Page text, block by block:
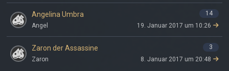
Angelina Umbra
14
Angel
19. Januar 2017 um 10:26
Zaron der Assassine
3
Zaron
8. Januar 2017 um 20:48